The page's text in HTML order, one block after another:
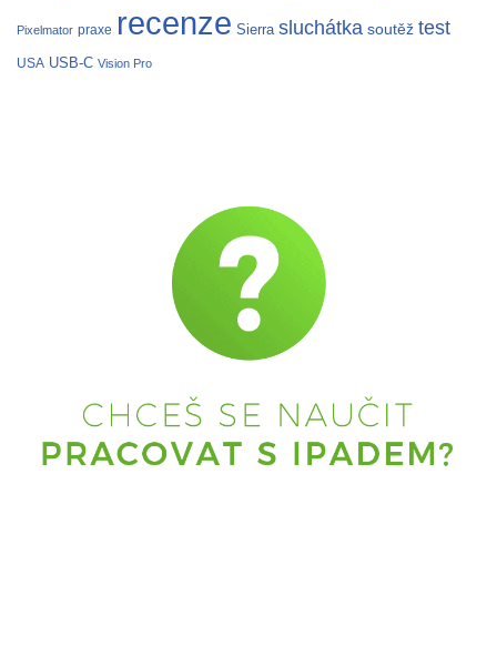
Pixelmator praxe recenze Sierra sluchátka soutěž test
USA USB-C Vision Pro